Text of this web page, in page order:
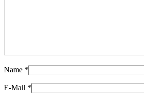
Name *
E-Mail *